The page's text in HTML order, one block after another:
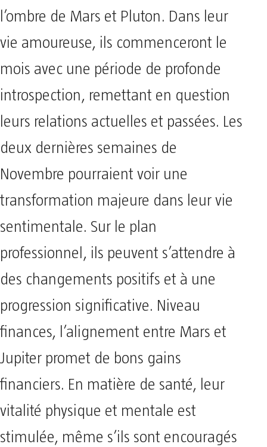
l’ombre de Mars et Pluton. Dans leur
vie amoureuse, ils commenceront le
mois avec une période de profonde
introspection, remettant en question
leurs relations actuelles et passées. Les
deux dernières semaines de
Novembre pourraient voir une
transformation majeure dans leur vie
sentimentale. Sur le plan
professionnel, ils peuvent s’attendre à
des changements positifs et à une
progression significative. Niveau
finances, l’alignement entre Mars et
Jupiter promet de bons gains
financiers. En matière de santé, leur
vitalité physique et mentale est
stimulée, même s’ils sont encouragés